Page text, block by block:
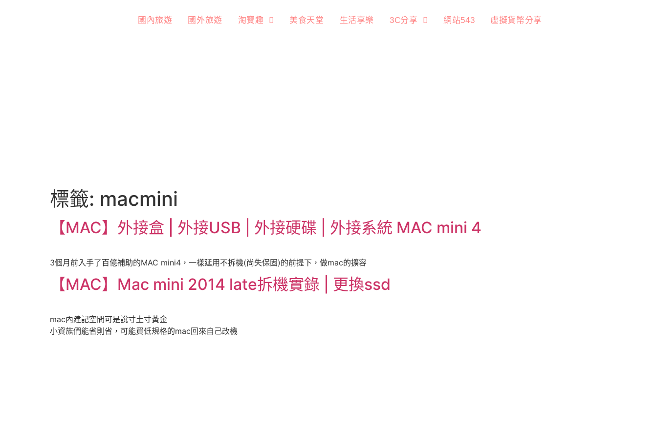
國內旅遊 國外旅遊 淘寶趣 美食天堂 生活享樂 3C分享 網站543 虛擬貨幣分享
標籤: macmini
【MAC】外接盒 | 外接USB | 外接硬碟 | 外接系統 MAC mini 4
3個月前入手了百億補助的MAC mini4，一樣延用不拆機(尚失保固)的前提下，做mac的擴容
【MAC】Mac mini 2014 late拆機實錄 | 更換ssd
mac內建記空間可是說寸土寸黃金
小資族們能省則省，可能買低規格的mac回來自己改機